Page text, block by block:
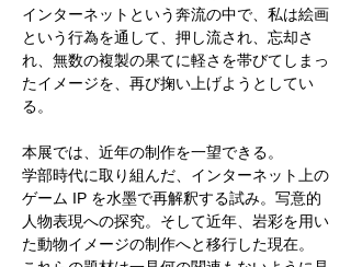
インターネットという奔流の中で、私は絵画
という行為を通して、押し流され、忘却さ
れ、無数の複製の果てに軽さを帯びてしまっ
たイメージを、再び掬い上げようとしてい
る。
本展では、近年の制作を一望できる。
学部時代に取り組んだ、インターネット上の
ゲーム IP を水墨で再解釈する試み。写意的
人物表現への探究。そして近年、岩彩を用い
た動物イメージの制作へと移行した現在。